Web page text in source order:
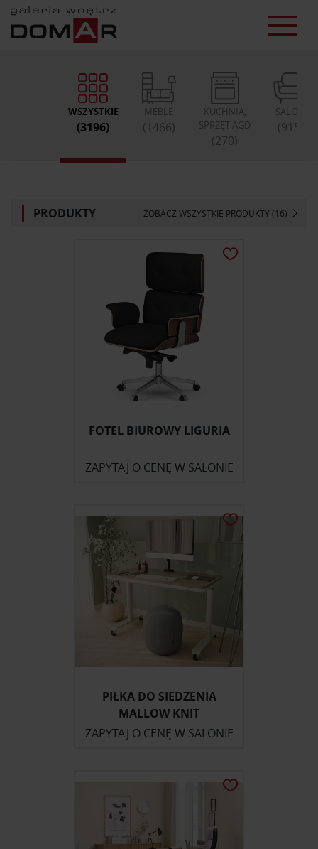
WSZYSTKIE
(3196)
MEBLE
(1466)
KUCHNIA,
SPRZĘT AGD
(270)
SALON
(915)
PRODUKTY ZOBACZ WSZYSTKIE PRODUKTY (16)
FOTEL BIUROWY LIGURIA
ZAPYTAJ O CENĘ W SALONIE
PIŁKA DO SIEDZENIA
MALLOW KNIT
ZAPYTAJ O CENĘ W SALONIE